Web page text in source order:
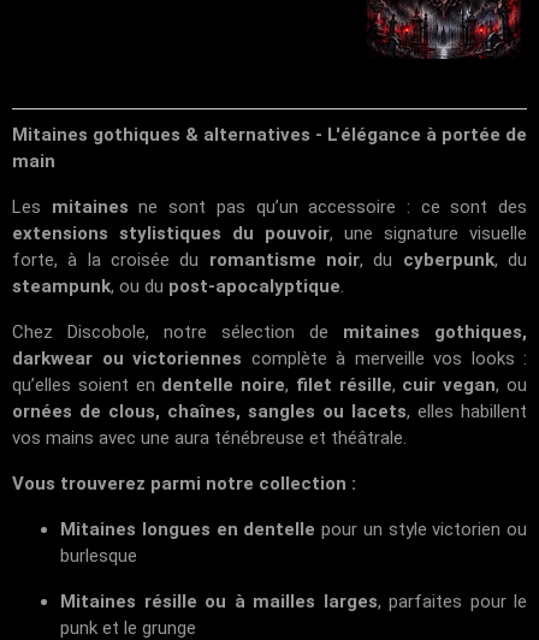
Mitaines gothiques & alternatives - L'élégance à portée de
main
Les mitaines ne sont pas qu’un accessoire : ce sont des
extensions stylistiques du pouvoir, une signature visuelle
forte, à la croisée du romantisme noir, du cyberpunk, du
steampunk, ou du post-apocalyptique.
Chez Discobole, notre sélection de mitaines gothiques,
darkwear ou victoriennes complète à merveille vos looks :
qu’elles soient en dentelle noire, filet résille, cuir vegan, ou
ornées de clous, chaînes, sangles ou lacets, elles habillent
vos mains avec une aura ténébreuse et théâtrale.
Vous trouverez parmi notre collection :
Mitaines longues en dentelle pour un style victorien ou
burlesque
Mitaines résille ou à mailles larges, parfaites pour le
punk et le grunge